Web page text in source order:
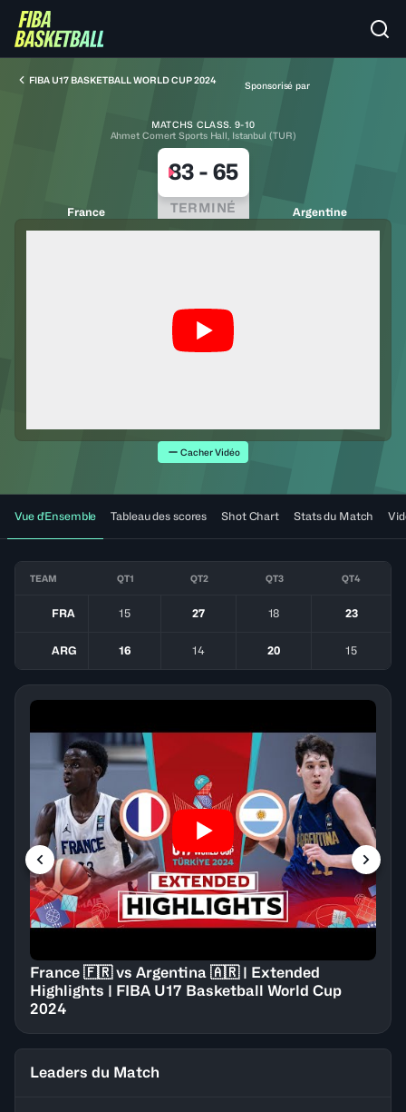
FIBA U17 BASKETBALL WORLD CUP 2024 Sponsorisé par
MATCHS CLASS. 9-10
Ahmet Comert Sports Hall, Istanbul (TUR)
France
83- 65
TERMINÉ Argentine
Cacher Vidéo
Vue d'Ensemble Tableau des scores Shot Chart Stats du Match
TEAM QT1 QT2 QT3 QT4
FRA 15 27 18 23
ARG 16 14 20 15
France 🇫🇷 vs Argentina 🇦🇷 | Extended
Highlights | FIBA U17 Basketball World Cup
2024
Leaders du Match